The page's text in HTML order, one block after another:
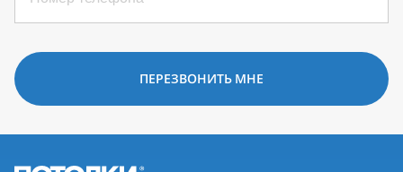
ПЕРЕЗВОНИТЬ МНЕ